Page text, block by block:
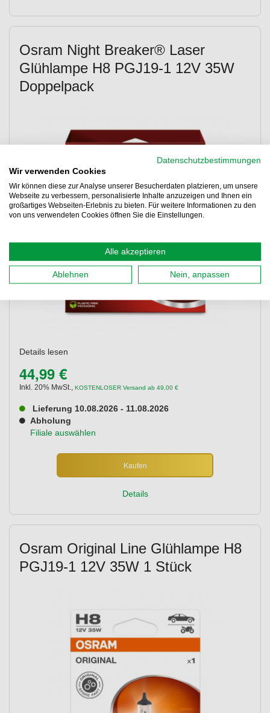
Osram Night Breaker® Laser
Glühlampe H8 PGJ19-1 12V 35W
Doppelpack
Details lesen
44,99 €
Inkl. 20% MwSt., KOSTENLOSER Versand ab 49,00 €
Lieferung 10.08.2026 - 11.08.2026
Abholung
Filiale auswählen
Kaufen
Details
Osram Original Line Glühlampe H8
PGJ19-1 12V 35W 1 Stück
Datenschutzbestimmungen
Wir verwenden Cookies
Wir können diese zur Analyse unserer Besucherdaten platzieren, um unsere
Webseite zu verbessern, personalisierte Inhalte anzuzeigen und Ihnen ein
großartiges Webseiten-Erlebnis zu bieten. Für weitere Informationen zu den
von uns verwendeten Cookies öffnen Sie die Einstellungen.
Alle akzeptieren
Ablehnen Nein, anpassen